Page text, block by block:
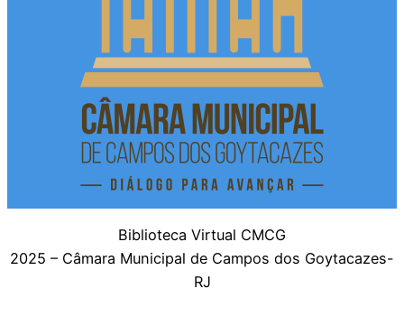
Biblioteca Virtual CMCG
2025 – Câmara Municipal de Campos dos Goytacazes-
RJ